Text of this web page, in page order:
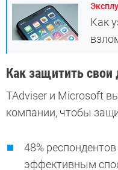
Как
Как защитить свои
TAdviser и Microsoft
компании, чтобы
48%
эффективным